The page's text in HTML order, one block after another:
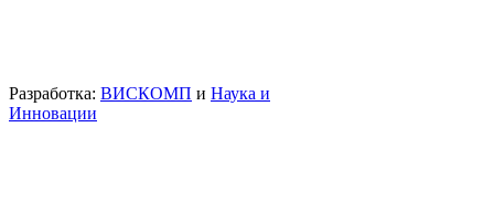
Разработка: ВИСКОМП и Наука и
Инновации